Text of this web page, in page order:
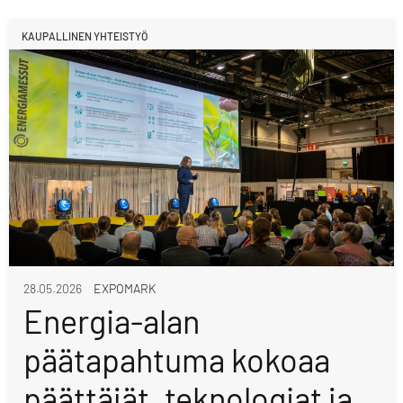
KAUPALLINEN YHTEISTYÖ
28.05.2026 EXPOMARK
Energia-alan
päätapahtuma kokoaa